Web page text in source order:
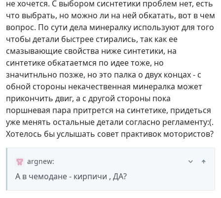
не хочется. С выбором сиснтетики проблем нет, есть
что выбрать, но можно ли на ней обкатать, вот в чем
вопрос. По сути дела минералку используют для того
чтобы детали быстрее стирались, так как ее
смазывающие свойства ниже синтетики, на
синтетике обкатаетмся по идее тоже, но
значитнльно позже, но это палка о двух концах - с
обной стороны некачественная минералка может
прикончить двиг, а с другой стороны пока
поршневая пара притрется на синтетике, придеться
уже менять остальные детали согласно регламенту:(.
Хотелось бы услышать совет практивок мотористов?
argnew:
А в чемодане - кирпичи , ДА?